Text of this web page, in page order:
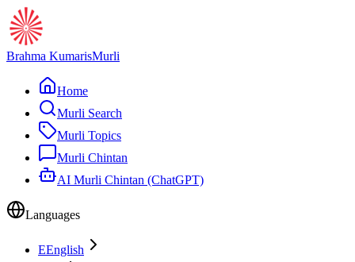
Brahma KumarisMurli
Home
Murli Search
Murli Topics
Murli Chintan
AI Murli Chintan (ChatGPT)
Languages
EEnglish